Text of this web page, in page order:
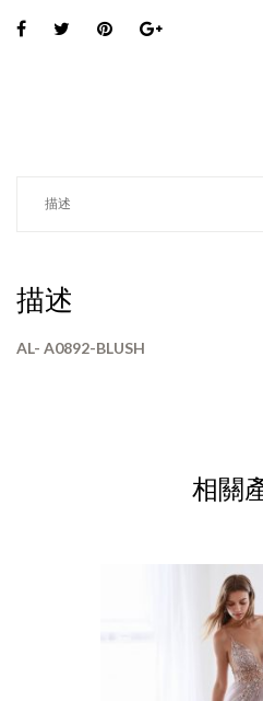
描述
描述
AL- A0892-BLUSH
相關